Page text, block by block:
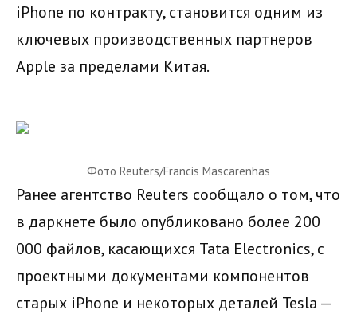
iPhone по контракту, становится одним из
ключевых производственных партнеров
Apple за пределами Китая.
Фото Reuters/Francis Mascarenhas
Ранее агентство Reuters сообщало о том, что
в даркнете было опубликовано более 200
000 файлов, касающихся Tata Electronics, с
проектными документами компонентов
старых iPhone и некоторых деталей Tesla —